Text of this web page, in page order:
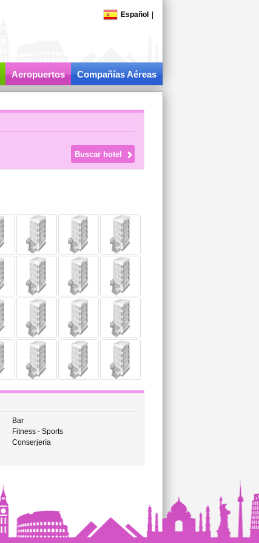
Español
Aeropuertos Compañías Aéreas
Bar
Fitness - Sports
Conserjería